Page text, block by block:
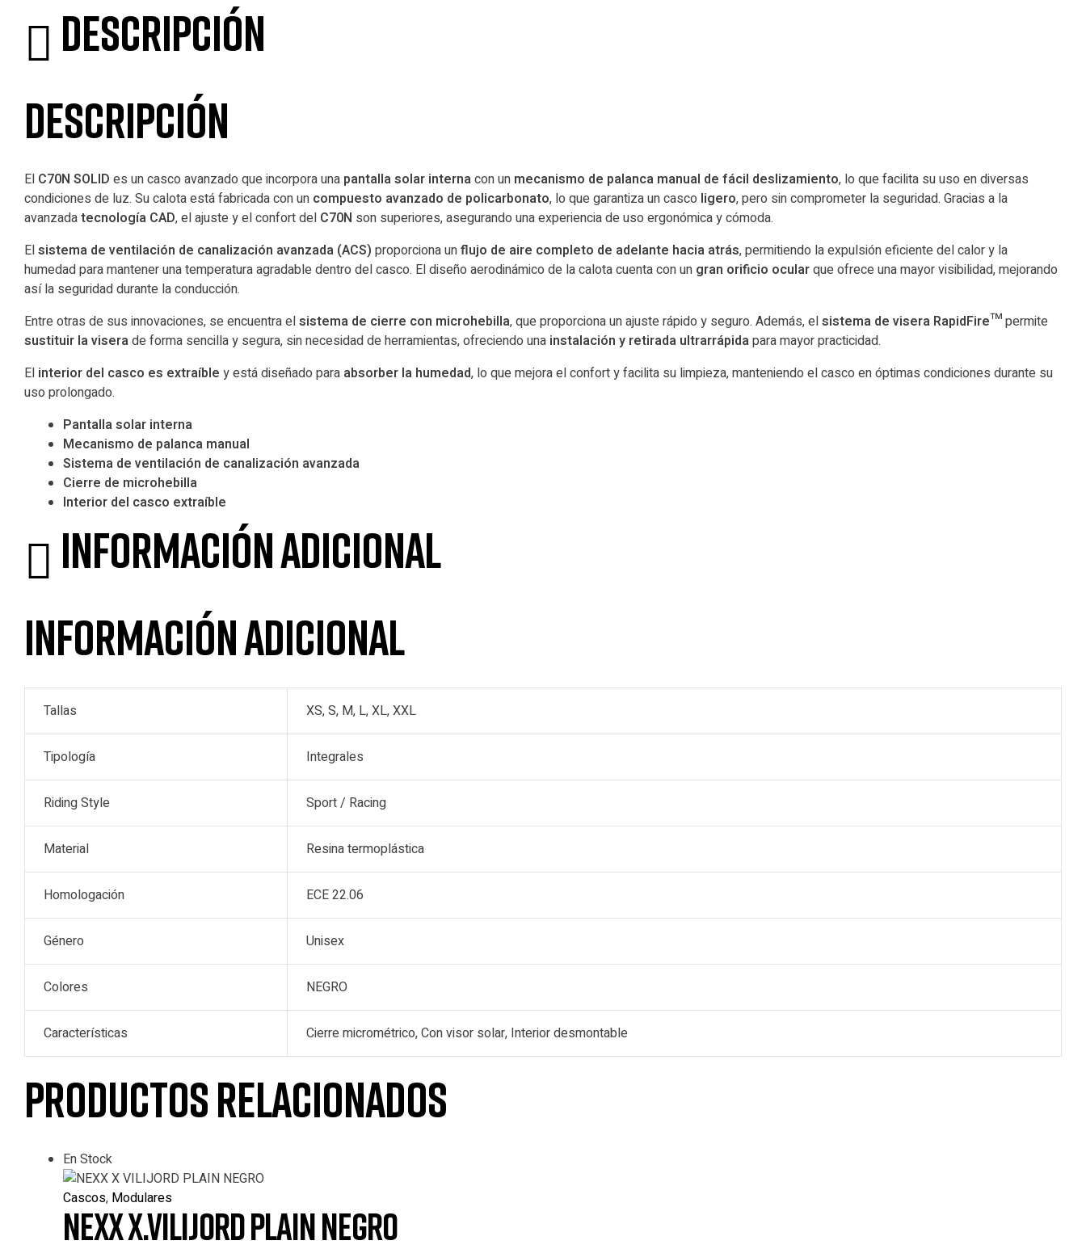
Descripción
Descripción
El C70N SOLID es un casco avanzado que incorpora una pantalla solar internacon un mecanismo de palanca manual de fácil deslizamiento, lo que facilita su uso en diversas
condiciones de luz. Su calota está fabricada con un compuesto avanzado de policarbonato, lo que garantiza un casco ligero, pero sin comprometer la seguridad. Gracias a la
avanzadatecnología CAD, el ajuste y el confort del C70N son superiores, asegurando una experiencia de uso ergonómica y cómoda.
Elsistema de ventilación de canalización avanzada (ACS) proporciona unflujo de aire completo de adelante hacia atrás, permitiendo la expulsión eficiente del calor y la
humedad para mantener una temperatura agradable dentro del casco. El diseño aerodinámico de la calota cuenta con un gran orificio ocularque ofrece una mayor visibilidad, mejorando
así la seguridad durante la conducción.
Entre otras de sus innovaciones, se encuentra elsistema de cierre con microhebilla, que proporciona un ajuste rápido y seguro. Además, elsistema de visera RapidFire™permite
sustituir la viserade forma sencilla y segura, sin necesidad de herramientas, ofreciendo una instalación y retirada ultrarrápidapara mayor practicidad.
El interior del casco es extraíble y está diseñado para absorber la humedad, lo que mejora el confort y facilita su limpieza, manteniendo el casco en óptimas condiciones durante su
uso prolongado.
Pantalla solar interna
Mecanismo de palanca manual
Sistema de ventilación de canalización avanzada
Cierre de microhebilla
Interior del casco extraíble
Información adicional
Información adicional
Tallas XS, S, M, L, XL, XXL
Tipología Integrales
Riding Style Sport / Racing
Material Resina termoplástica
Homologación ECE 22.06
Género Unisex
Colores NEGRO
Características Cierre micrométrico, Con visor solar, Interior desmontable
Productos relacionados
En Stock
Cascos, Modulares
NEXX X.VILIJORD PLAIN NEGRO